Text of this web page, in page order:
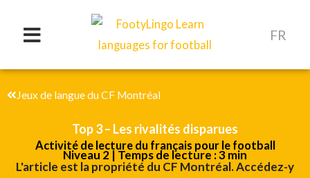
FR
Jeux de langue du CF Montréal
Top 3 – Les rivalités disparues
Activité de lecture du français pour le football
Niveau 2 | Temps de lecture : 3 min
L'article est la propriété du CF Montréal. Accédez-y